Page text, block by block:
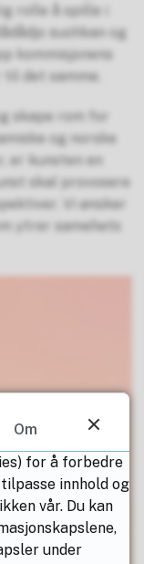
rolle å spille i
suohkan og
kommisjonens
det samme.
skape rom for
og norske
er kunsten en
skal provosere
Vi ønsker
ytrer samehets
Om
for å forbedre
innhold og
vår. Du kan
under